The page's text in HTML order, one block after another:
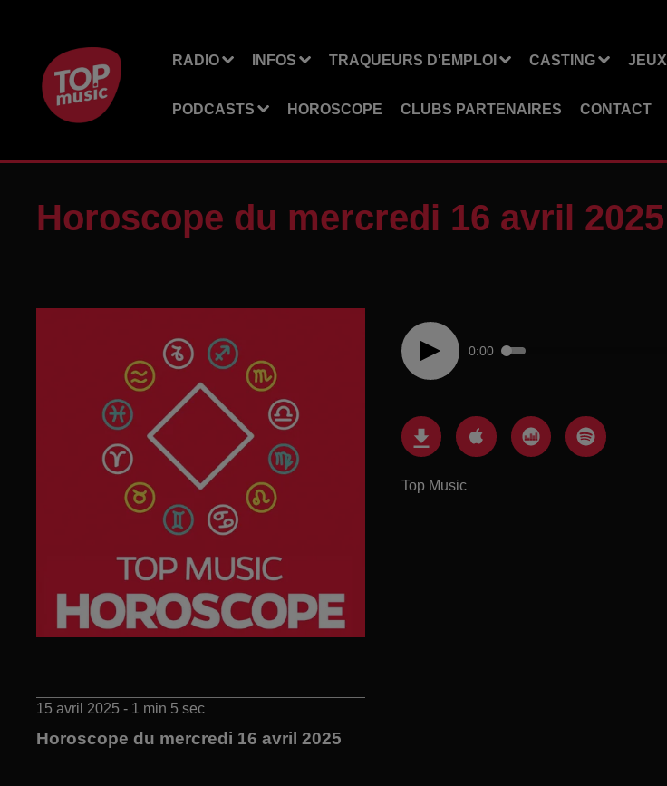
RADIO INFOS TRAQUEURS D'EMPLOI CASTING JEUX
PODCASTS HOROSCOPE CLUBS PARTENAIRES CONTACT
Horoscope du mercredi 16 avril 2025
0:00
Top Music
15 avril 2025 - 1 min 5 sec
Horoscope du mercredi 16 avril 2025